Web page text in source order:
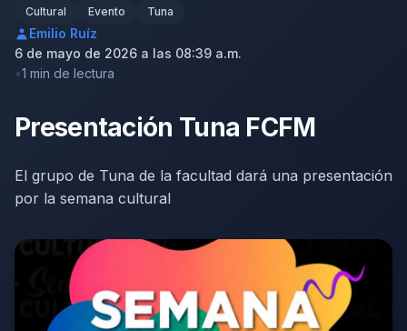
Cultural Evento Tuna
Emilio Ruíz
6 de mayo de 2026 a las 08:39 a.m.
1 min de lectura
Presentación Tuna FCFM
El grupo de Tuna de la facultad dará una presentación
por la semana cultural